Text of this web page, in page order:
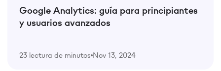
Google Analytics: guía para principiantes
y usuarios avanzados
23 lectura de minutos Nov 13, 2024